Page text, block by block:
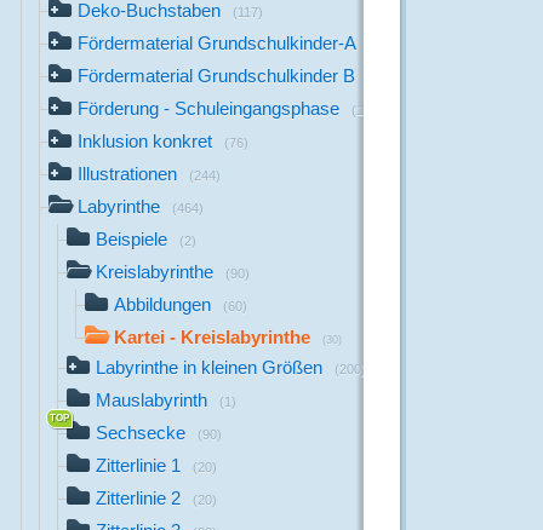
Deko-Buchstaben (117)
Fördermaterial Grundschulkinder-A
Fördermaterial Grundschulkinder B
Förderung - Schuleingangsphase (1142)
Inklusion konkret (76)
Illustrationen (244)
Labyrinthe (464)
Beispiele (2)
Kreislabyrinthe (90)
Abbildungen (60)
Kartei - Kreislabyrinthe (30)
Labyrinthe in kleinen Größen (200)
Mauslabyrinth (1)
Sechsecke (90)
Zitterlinie 1 (20)
Zitterlinie 2 (20)